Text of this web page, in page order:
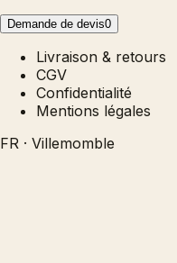
Demande de devis0
Livraison & retours
CGV
Confidentialité
Mentions légales
FR · Villemomble